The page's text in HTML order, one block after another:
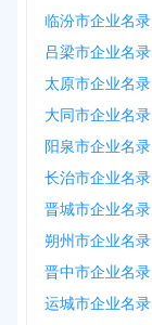
临汾市企业名录
吕梁市企业名录
太原市企业名录
大同市企业名录
阳泉市企业名录
长治市企业名录
晋城市企业名录
朔州市企业名录
晋中市企业名录
运城市企业名录